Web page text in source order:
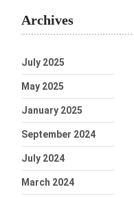
Archives
July 2025
May 2025
January 2025
September 2024
July 2024
March 2024